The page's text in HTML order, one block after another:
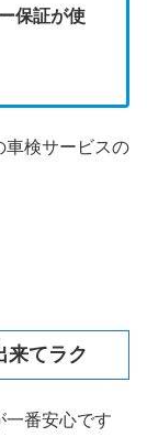
保証が使
車検サービスの
来てラク
一番安心です